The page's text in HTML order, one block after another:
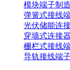
模块端子制
弹簧式接线
光伏储能连
穿墙式连接
栅栏式接线
导轨接线端